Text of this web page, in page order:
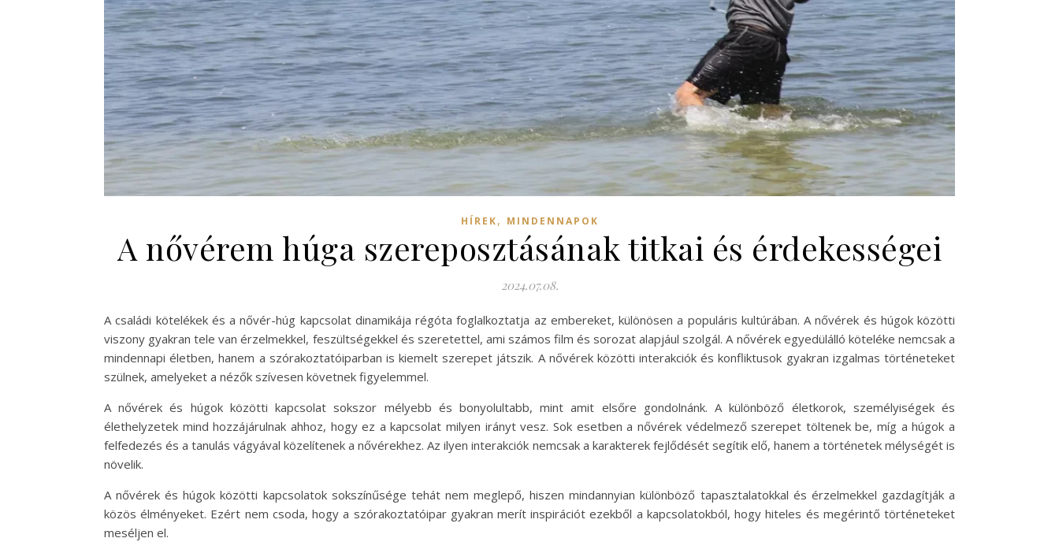
HÍREK, MINDENNAPOK
A nővérem húga szereposztásának titkai és érdekességei
2024.07.08.
A családi kötelékek és a nővér-húg kapcsolat dinamikája régóta foglalkoztatja az embereket, különösen a populáris kultúrában. A nővérek és húgok közötti
viszony gyakran tele van érzelmekkel, feszültségekkel és szeretettel, ami számos film és sorozat alapjául szolgál. A nővérek egyedülálló köteléke nemcsak a
mindennapi életben, hanem a szórakoztatóiparban is kiemelt szerepet játszik. A nővérek közötti interakciók és konfliktusok gyakran izgalmas történeteket
szülnek, amelyeket a nézők szívesen követnek figyelemmel.
A nővérek és húgok közötti kapcsolat sokszor mélyebb és bonyolultabb, mint amit elsőre gondolnánk. A különböző életkorok, személyiségek és
élethelyzetek mind hozzájárulnak ahhoz, hogy ez a kapcsolat milyen irányt vesz. Sok esetben a nővérek védelmező szerepet töltenek be, míg a húgok a
felfedezés és a tanulás vágyával közelítenek a nővérekhez. Az ilyen interakciók nemcsak a karakterek fejlődését segítik elő, hanem a történetek mélységét is
növelik.
A nővérek és húgok közötti kapcsolatok sokszínűsége tehát nem meglepő, hiszen mindannyian különböző tapasztalatokkal és érzelmekkel gazdagítják a
közös élményeket. Ezért nem csoda, hogy a szórakoztatóipar gyakran merít inspirációt ezekből a kapcsolatokból, hogy hiteles és megérintő történeteket
meséljen el.